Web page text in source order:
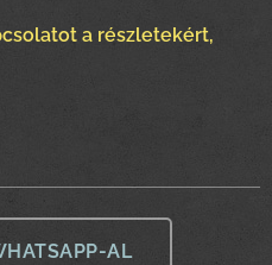
a részletekért,
AL